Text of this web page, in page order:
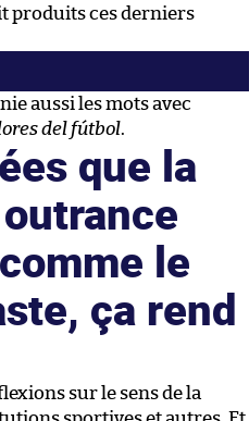
produits ces derniers
aussi les mots avec
del fútbol.
que la
le
ça rend
sur le sens de la